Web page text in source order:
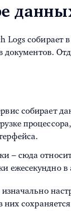
Logs собирает
документов.
собирает
– сюда
ежесекундно